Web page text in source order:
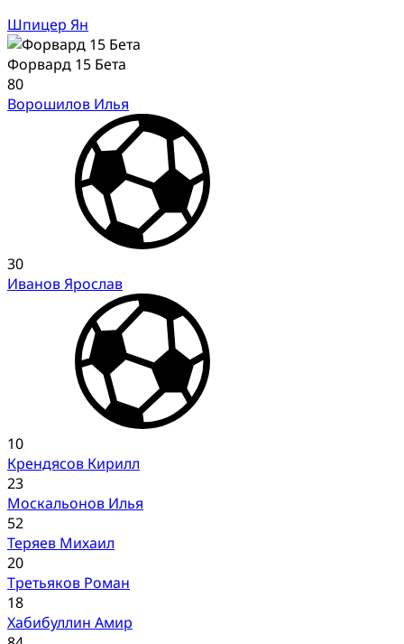
Шпицер Ян
Форвард 15 Бета
80
Ворошилов Илья
30
Иванов Ярослав
10
Крендясов Кирилл
23
Москальонов Илья
52
Теряев Михаил
20
Третьяков Роман
18
Хабибуллин Амир